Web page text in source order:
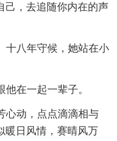
己，去追随你内在的声
十八年守候，她站在小
在一起一辈子。
心动，点点滴滴相与
暖日风情，赛晴风万